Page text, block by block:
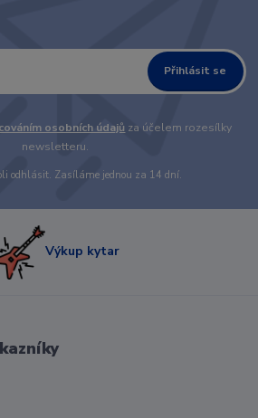
Přihlásit se
osobních údajů za účelem rozesílky
newsletteru.
odhlásit. Zasíláme jednou za 14 dní.
Výkup kytar